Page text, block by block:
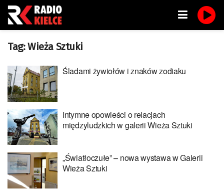
Tag:Wieża Sztuki
Śladami żywiołów i znaków zodiaku
Intymne opowieści o relacjach
międzyludzkich w galerii Wieża Sztuki
„Światłoczułe” – nowa wystawa w Galerii
Wieża Sztuki